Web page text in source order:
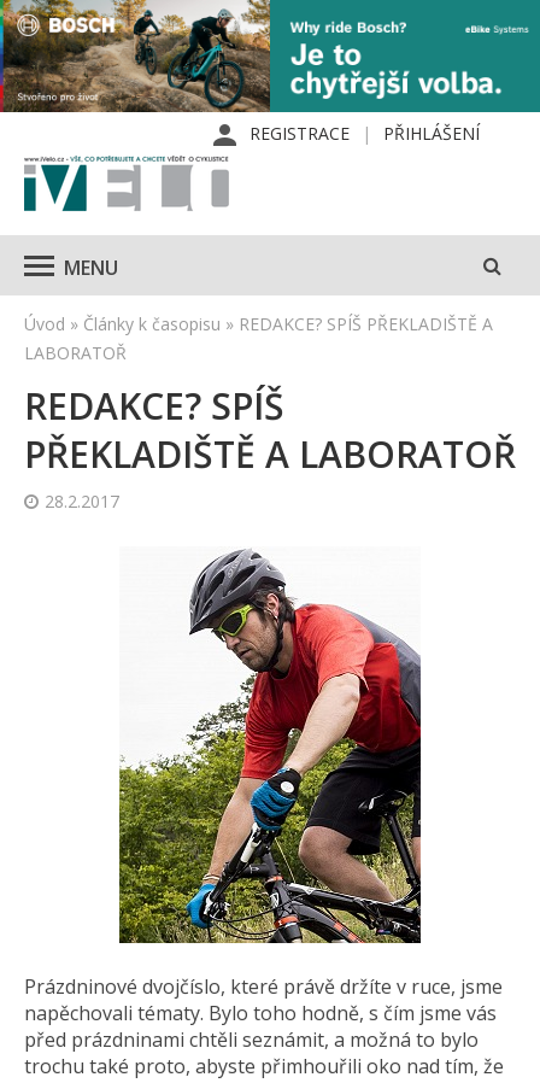
REGISTRACE PŘIHLÁŠENÍ
MENU
Úvod » Články k časopisu » REDAKCE? SPÍŠ PŘEKLADIŠTĚ A
LABORATOŘ
REDAKCE? SPÍŠ
PŘEKLADIŠTĚ A LABORATOŘ
28.2.2017
Prázdninové dvojčíslo, které právě držíte v ruce, jsme
napěchovali tématy. Bylo toho hodně, s čím jsme vás
před prázdninami chtěli seznámit, a možná to bylo
trochu také proto, abyste přimhouřili oko nad tím, že